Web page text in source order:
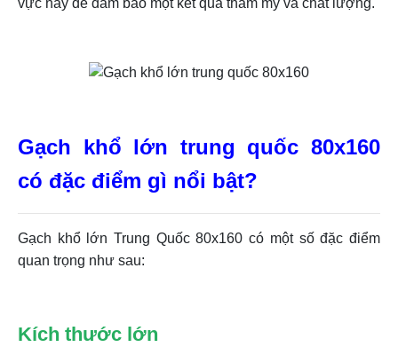
vực này để đảm bảo một kết quả thẩm mỹ và chất lượng.
Gạch khổ lớn trung quốc 80x160
có đặc điểm gì nổi bật?
Gạch khổ lớn Trung Quốc 80x160 có một số đặc điểm
quan trọng như sau:
Kích thước lớn